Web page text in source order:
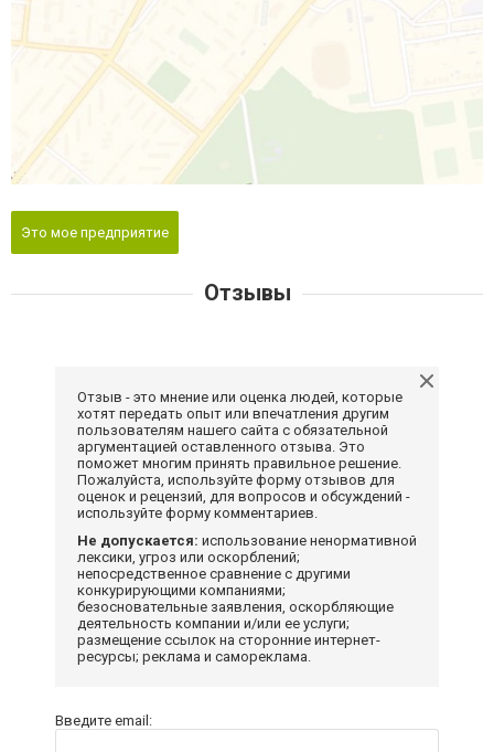
Это мое предприятие
Отзывы
Отзыв - это мнение или оценка людей, которые
хотят передать опыт или впечатления другим
пользователям нашего сайта с обязательной
аргументацией оставленного отзыва. Это
поможет многим принять правильное решение.
Пожалуйста, используйте форму отзывов для
оценок и рецензий, для вопросов и обсуждений -
используйте форму комментариев.
Не допускается: использование ненормативной
лексики, угроз или оскорблений;
непосредственное сравнение с другими
конкурирующими компаниями;
безосновательные заявления, оскорбляющие
деятельность компании и/или ее услуги;
размещение ссылок на сторонние интернет-
ресурсы; реклама и самореклама.
Введите email: